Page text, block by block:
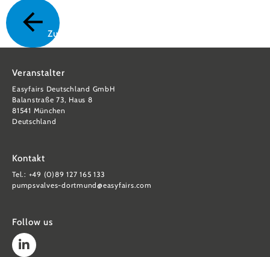
Zurück
Veranstalter
Easyfairs Deutschland GmbH
Balanstraße 73, Haus 8
81541 München
Deutschland
Kontakt
Tel.: +49 (0)89 127 165 133
pumpsvalves-dortmund@easyfairs.com
Follow us